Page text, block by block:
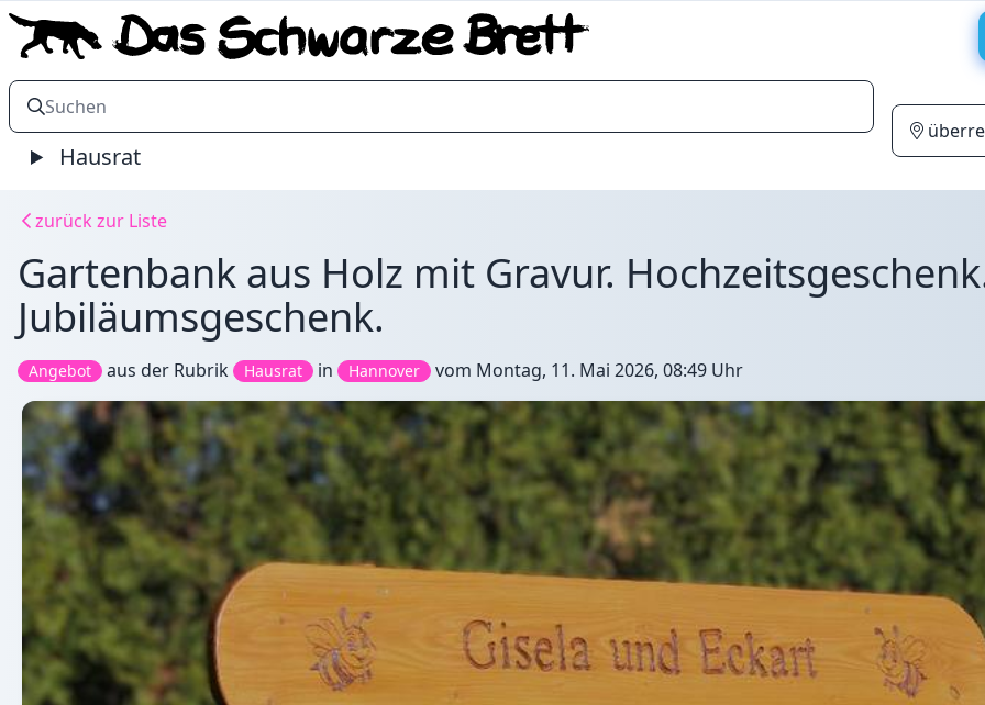
Hausrat
zurück zur Liste
Gartenbank aus Holz mit Gravur.
Jubiläumsgeschenk.
Angebot aus der Rubrik Hausrat in Hannover vom Montag, 11. Mai 2026, 08:49 Uhr